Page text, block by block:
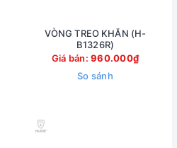
VÒNG TREO KHĂN (H-
B1326R)
Giá bán:960.000₫
So sánh